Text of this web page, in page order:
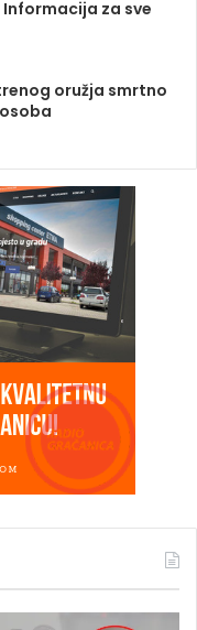
za sve
oružja smrtno